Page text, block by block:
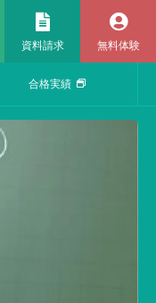
資料請求 無料体験
合格実績